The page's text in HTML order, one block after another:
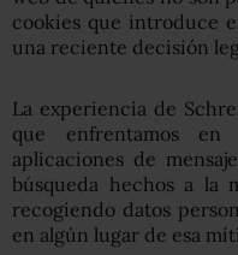
cookies que introduce
una reciente decisión
La experiencia de
que enfrentamos
aplicaciones de
búsqueda hechos a la
recogiendo datos
en algún lugar de esa